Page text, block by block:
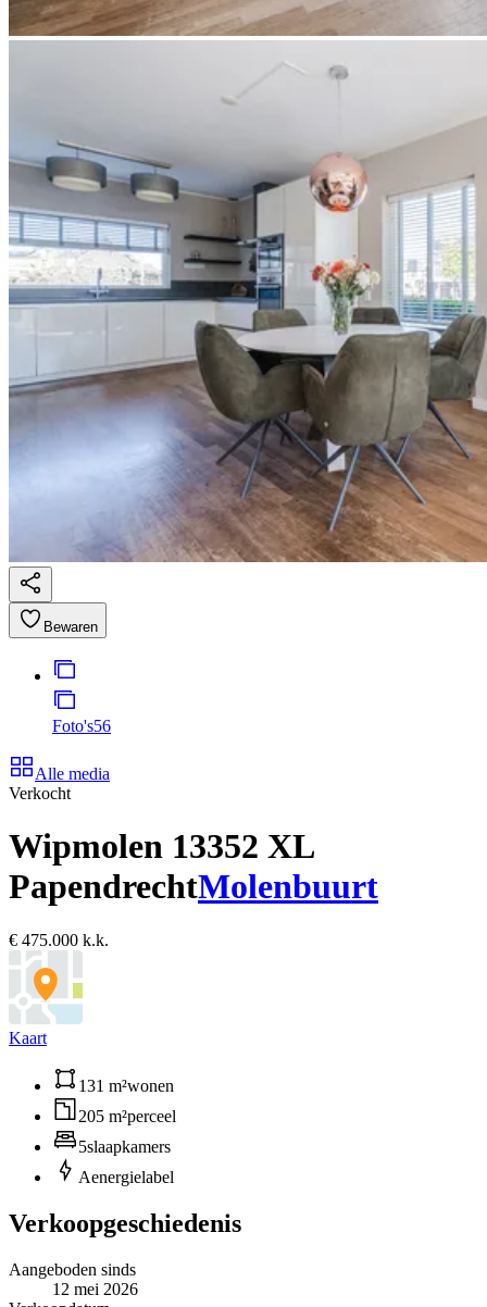
Bewaren
Foto's56
Alle media
Verkocht
Wipmolen 13352 XL
PapendrechtMolenbuurt
€ 475.000 k.k.
Kaart
131 m²wonen
205 m²perceel
5slaapkamers
Aenergielabel
Verkoopgeschiedenis
Aangeboden sinds
12 mei 2026